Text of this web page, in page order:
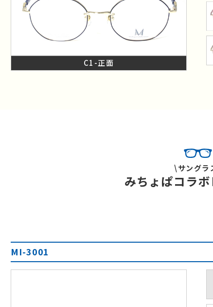
C1-正面
\サングラ
みちょぱコラ
MI-3001